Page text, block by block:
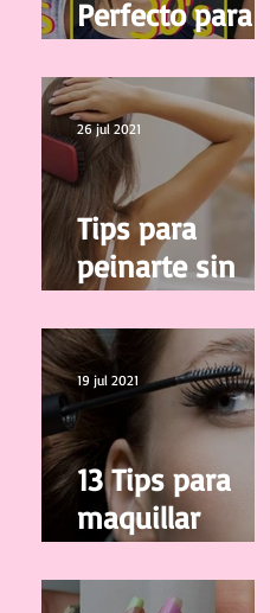
Perfecto para tu
edad
Tips para
peinarte sin
salir de casa
26 jul 2021
13 Tips para
maquillar
correctamente
tus pestañas
19 jul 2021